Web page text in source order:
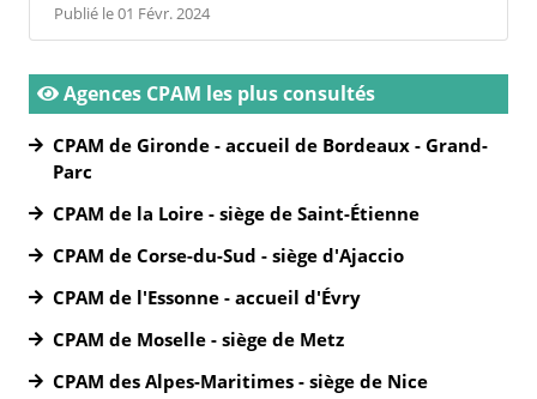
Publié le 01 Févr. 2024
Agences CPAM les plus consultés
CPAM de Gironde - accueil de Bordeaux - Grand-
Parc
CPAM de la Loire - siège de Saint-Étienne
CPAM de Corse-du-Sud - siège d'Ajaccio
CPAM de l'Essonne - accueil d'Évry
CPAM de Moselle - siège de Metz
CPAM des Alpes-Maritimes - siège de Nice